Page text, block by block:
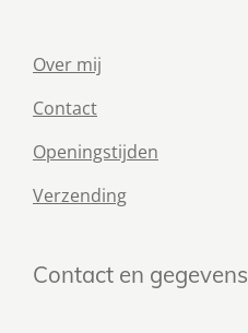
Over mij
Contact
Openingstijden
Verzending
Contact en gegevens